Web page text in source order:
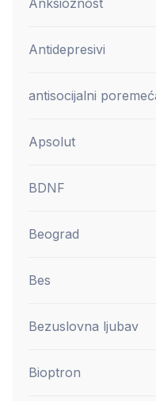
Antidepresivi
antisocijalni
Apsolut
BDNF
Beograd
Bes
Bezuslovna ljubav
Bioptron